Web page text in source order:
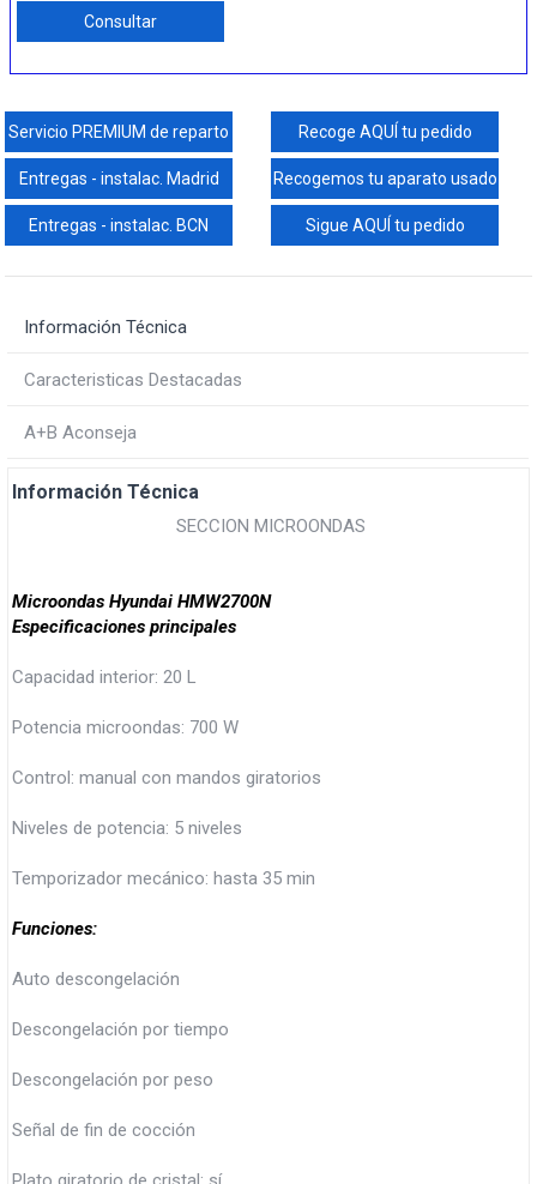
Consultar
Servicio PREMIUM de reparto Recoge AQUÍ tu pedido
Entregas - instalac. Madrid Recogemos tu aparato usado
Entregas - instalac. BCN Sigue AQUÍ tu pedido
Información Técnica
Caracteristicas Destacadas
A+B Aconseja
Información Técnica
SECCION MICROONDAS
Microondas Hyundai HMW2700N
Especificaciones principales
Capacidad interior: 20 L
Potencia microondas: 700 W
Control: manual con mandos giratorios
Niveles de potencia: 5 niveles
Temporizador mecánico: hasta 35 min
Funciones:
Auto descongelación
Descongelación por tiempo
Descongelación por peso
Señal de fin de cocción